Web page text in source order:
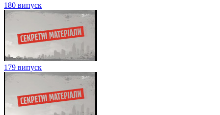
180 випуск
179 випуск